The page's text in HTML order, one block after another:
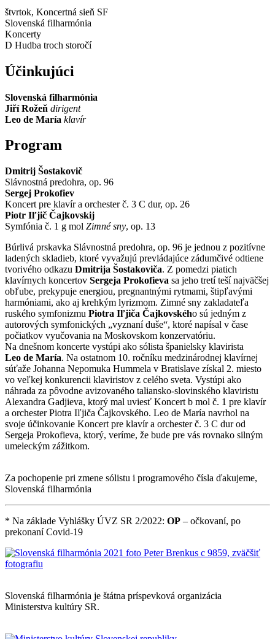
štvrtok, Koncertná sieň SF
Slovenská filharmónia
Koncerty
D Hudba troch storočí
Účinkujúci
Slovenská filharmónia
Jiří Rožeň dirigent
Leo de María klavír
Program
Dmitrij Šostakovič
Slávnostná predohra, op. 96
Sergej Prokofiev
Koncert pre klavír a orchester č. 3 C dur, op. 26
Piotr Iľjič Čajkovskij
Symfónia č. 1 g mol Zimné sny, op. 13
Búrlivá prskavka Slávnostná predohra, op. 96 je jednou z pozitívne
ladených skladieb, ktoré vyvažujú prevládajúce zádumčivé odtiene
tvorivého odkazu Dmitrija Šostakoviča. Z pomedzi piatich
klavírnych koncertov Sergeja Prokofieva sa jeho tretí teší najväčšej
obľube, prekypuje energiou, pregnantnými rytmami, štipľavými
harmóniami, ako aj krehkým lyrizmom. Zimné sny zakladateľa
ruského symfonizmu Piotra Iľjiča Čajkovského sú jedným z
autorových symfonických „vyznaní duše“, ktoré napísal v čase
počiatkov vyučovania na Moskovskom konzervatóriu.
Na dnešnom koncerte vystúpi ako sólista španielsky klavirista
Leo de María. Na ostatnom 10. ročníku medzinárodnej klavírnej
súťaže Johanna Nepomuka Hummela v Bratislave získal 2. miesto
vo veľkej konkurencii klaviristov z celého sveta. Vystúpi ako
náhrada za pôvodne avizovaného taliansko-slovinského klaviristu
Alexandra Gadjieva, ktorý mal uviesť Koncert b mol č. 1 pre klavír
a orchester Piotra Iľjiča Čajkovského. Leo de María navrhol na
svoje účinkovanie Koncert pre klavír a orchester č. 3 C dur od
Sergeja Prokofieva, ktorý, veríme, že bude pre vás rovnako silným
umeleckým zážitkom.
Za pochopenie pri zmene sólistu i programového čísla ďakujeme,
Slovenská filharmónia
* Na základe Vyhlášky ÚVZ SR 2/2022: OP – očkovaní, po
prekonaní Covid-19
Slovenská filharmónia je štátna príspevková organizácia
Ministerstva kultúry SR.